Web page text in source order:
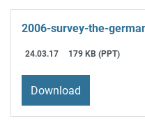
2006-survey-the-
24.03.17 179 KB (PPT)
Download